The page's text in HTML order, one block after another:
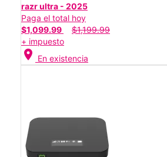
razr ultra - 2025
Paga el total hoy
$1,099.99
$1,199.99
+ impuesto
location_on En existencia